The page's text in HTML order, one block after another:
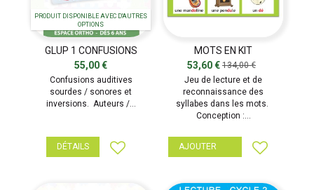
PRODUIT DISPONIBLE AVEC D'AUTRES
OPTIONS
GLUP 1 CONFUSIONS
AUDITIVES
55,00 €
Confusions auditives
sourdes / sonores et
inversions. Auteurs /...
DÉTAILS
MOTS EN KIT
53,60 € 134,00 €
Jeu de lecture et de
reconnaissance des
syllabes dans les mots.
Conception :...
AJOUTER